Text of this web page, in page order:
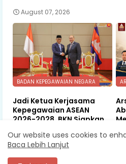
August 07, 2026
BADAN KEPEGAWAIAN NEGARA
Jadi Ketua Kerjasama
Kepegawaian ASEAN
2026-2028, BKN Siapkan
Kolaborasi ASN ASEAN
August 06, 2026
Our website uses cookies to
Baca Lebih Lanjut